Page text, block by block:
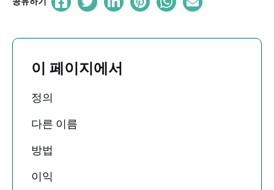
이 페이지에서
정의
다른 이름
방법
이익